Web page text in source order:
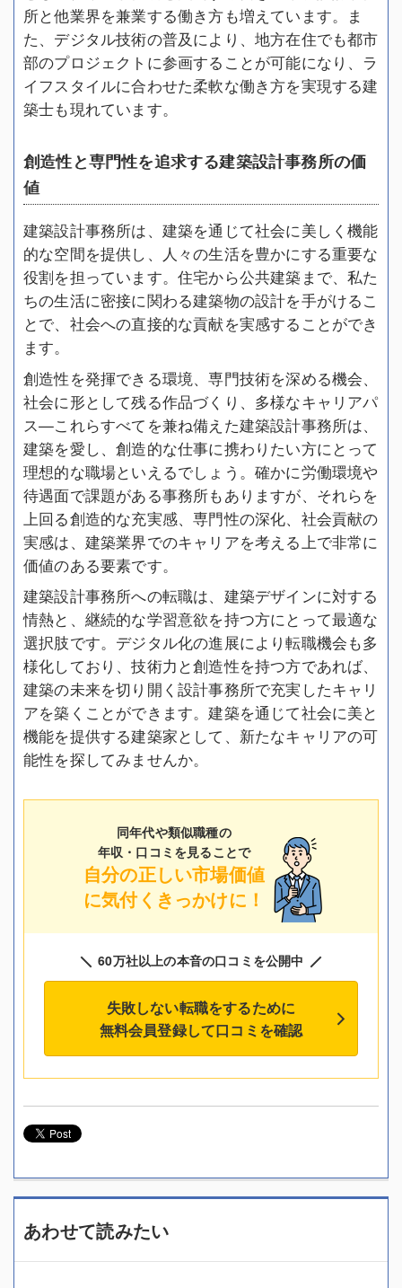
所と他業界を兼業する働き方も増えています。ま
た、デジタル技術の普及により、地方在住でも都市
部のプロジェクトに参画することが可能になり、ラ
イフスタイルに合わせた柔軟な働き方を実現する建
築士も現れています。
創造性と専門性を追求する建築設計事務所の価
値
建築設計事務所は、建築を通じて社会に美しく機能
的な空間を提供し、人々の生活を豊かにする重要な
役割を担っています。住宅から公共建築まで、私た
ちの生活に密接に関わる建築物の設計を手がけるこ
とで、社会への直接的な貢献を実感することができ
ます。
創造性を発揮できる環境、専門技術を深める機会、
社会に形として残る作品づくり、多様なキャリアパ
ス—これらすべてを兼ね備えた建築設計事務所は、
建築を愛し、創造的な仕事に携わりたい方にとって
理想的な職場といえるでしょう。確かに労働環境や
待遇面で課題がある事務所もありますが、それらを
上回る創造的な充実感、専門性の深化、社会貢献の
実感は、建築業界でのキャリアを考える上で非常に
価値のある要素です。
建築設計事務所への転職は、建築デザインに対する
情熱と、継続的な学習意欲を持つ方にとって最適な
選択肢です。デジタル化の進展により転職機会も多
様化しており、技術力と創造性を持つ方であれば、
建築の未来を切り開く設計事務所で充実したキャリ
アを築くことができます。建築を通じて社会に美と
機能を提供する建築家として、新たなキャリアの可
能性を探してみませんか。
同年代や類似職種の
年収・口コミを見ることで
自分の正しい市場価値
に気付くきっかけに！
60万社以上の本音の口コミを公開中
失敗しない転職をするために
無料会員登録して口コミを確認
あわせて読みたい